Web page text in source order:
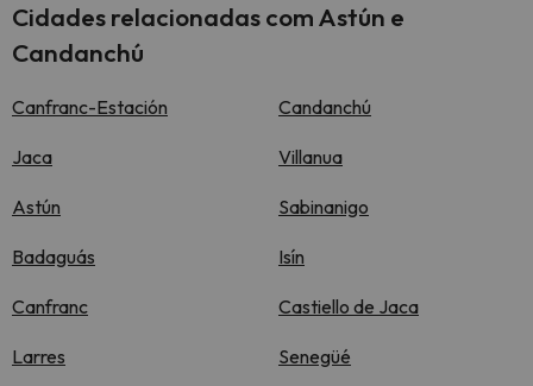
Cidades relacionadas com Astún e
Candanchú
Canfranc-Estación Candanchú
Jaca Villanua
Astún Sabinanigo
Badaguás Isín
Canfranc Castiello de Jaca
Larres Senegüé